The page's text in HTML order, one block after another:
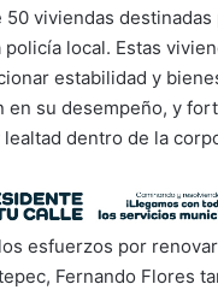
viviendas destinadas
local. Estas
estabilidad y
en su desempeño, y
dentro de la
esfuerzos por
Fernando Flores